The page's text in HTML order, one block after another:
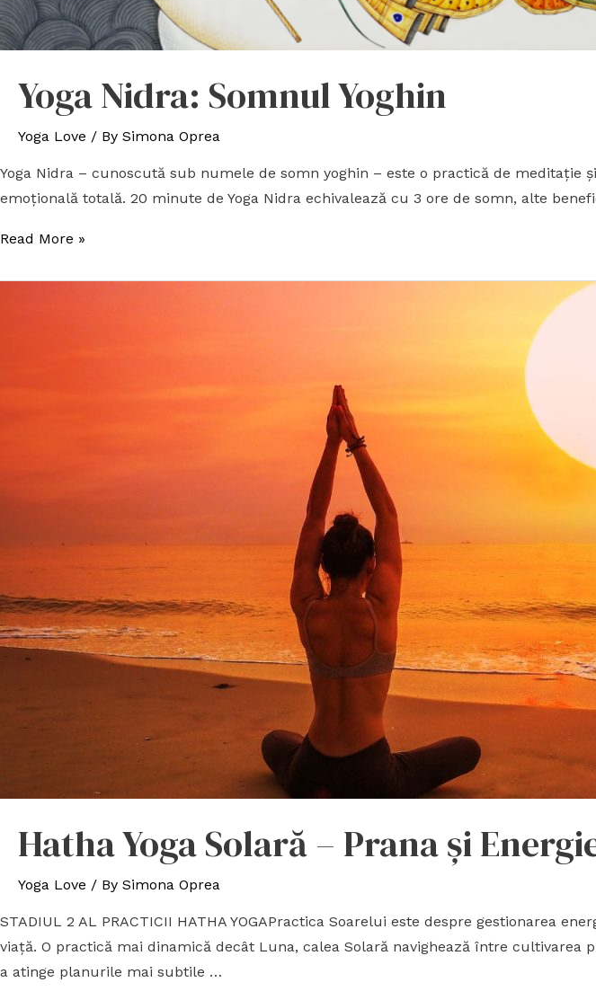
Yoga Nidra: Somnul Yoghin
Yoga Love / By Simona Oprea
Yoga Nidra – cunoscută sub numele de somn yoghin – este o practică de
emoţională totală. 20 minute de Yoga Nidra echivalează cu 3 ore de somn, alte
Read More »
Hatha Yoga Solară – Prana și
Yoga Love / By Simona Oprea
STADIUL 2 AL PRACTICII HATHA YOGAPractica Soarelui este despre gestionarea
viață. O practică mai dinamică decât Luna, calea Solară navighează între
a atinge planurile mai subtile …